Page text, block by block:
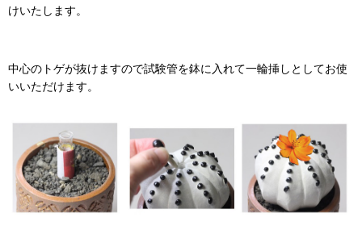
けいたします。
中心のトゲが抜けますので試験管を鉢に入れて一輪挿しとしてお使
いいただけます。